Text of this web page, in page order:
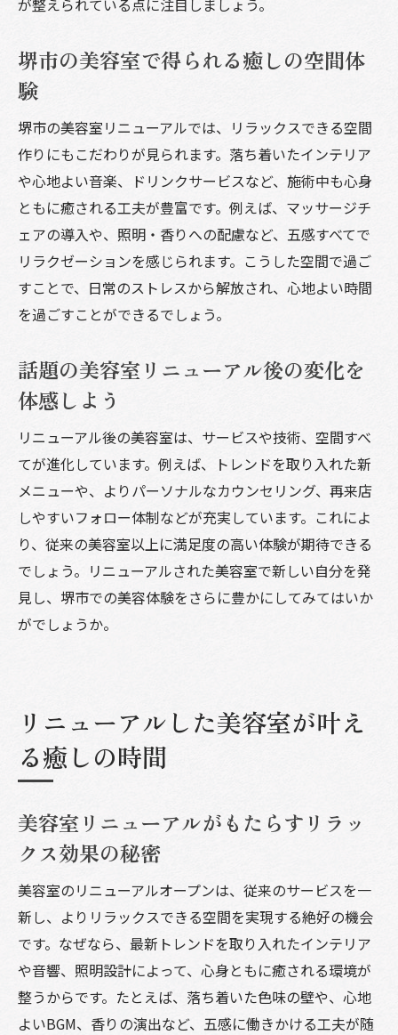
は
堺市で話題の美容室サービスを徹底解説
堺市ならではの美容室空間で理想のスタイルへ
堺市美容室のこだわり空間で理想を叶える
美容室で実現するオリジナルヘアスタイル
堺市ならではの美容室デザインの魅力
理想のスタイルに近づく美容室の活用術
美容室の空間づくりが与える印象とは
堺市美容室で叶うプライベートタイム体験
美容室リニューアル体験の総まとめと感想
堺市美容室で美しさと癒しを両立する秘訣
今後注目したい美容室サービスの展望
美容室選びで後悔しないポイントを解説
堺市の美容室で理想を実現するための提案
リニューアル美容室で新しい自分に出会う
が整えられている点に注目しましょう。
堺市の美容室で得られる癒しの空間体
験
堺市の美容室リニューアルでは、リラックスできる空間
作りにもこだわりが見られます。落ち着いたインテリア
や心地よい音楽、ドリンクサービスなど、施術中も心身
ともに癒される工夫が豊富です。例えば、マッサージチ
ェアの導入や、照明・香りへの配慮など、五感すべてで
リラクゼーションを感じられます。こうした空間で過ご
すことで、日常のストレスから解放され、心地よい時間
を過ごすことができるでしょう。
話題の美容室リニューアル後の変化を
体感しよう
リニューアル後の美容室は、サービスや技術、空間すべ
てが進化しています。例えば、トレンドを取り入れた新
メニューや、よりパーソナルなカウンセリング、再来店
しやすいフォロー体制などが充実しています。これによ
り、従来の美容室以上に満足度の高い体験が期待できる
でしょう。リニューアルされた美容室で新しい自分を発
見し、堺市での美容体験をさらに豊かにしてみてはいか
がでしょうか。
リニューアルした美容室が叶え
る癒しの時間
美容室リニューアルがもたらすリラッ
クス効果の秘密
美容室のリニューアルオープンは、従来のサービスを一
新し、よりリラックスできる空間を実現する絶好の機会
です。なぜなら、最新トレンドを取り入れたインテリア
や音響、照明設計によって、心身ともに癒される環境が
整うからです。たとえば、落ち着いた色味の壁や、心地
よいBGM、香りの演出など、五感に働きかける工夫が随